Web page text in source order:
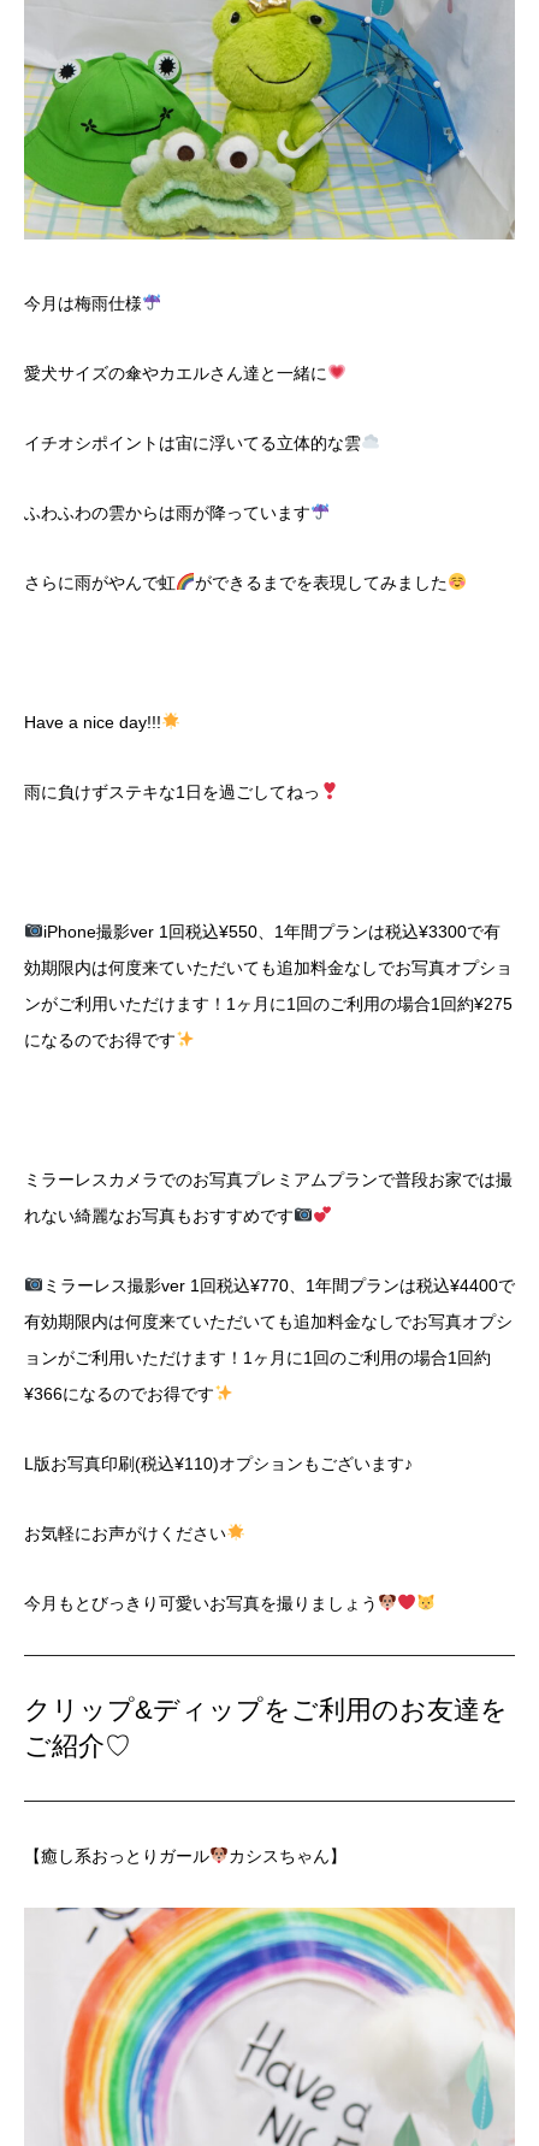
今月は梅雨仕様
愛犬サイズの傘やカエルさん達と一緒に
イチオシポイントは宙に浮いてる立体的な雲
ふわふわの雲からは雨が降っています
さらに雨がやんで虹 ができるまでを表現してみました
Have a nice day!!!
雨に負けずステキな1 日を過ごしてねっ
iPhone撮影ver 1回税込¥550、1年間プランは税込¥3300で有
効期限内は何度来ていただいても追加料金なしでお写真オプショ
ンがご利用いただけます！1ヶ月に1回のご利用の場合1回約¥275
になるのでお得です
ミラーレスカメラでのお写真プレミアムプランで普段お家では撮
れない綺麗なお写真もおすすめです
ミラーレス撮影ver 1回税込¥770、1年間プランは税込¥4400で
有効期限内は何度来ていただいても追加料金なしでお写真オプシ
ョンがご利用いただけます！1ヶ月に1回のご利用の場合1回約
¥366になるのでお得です
L 版お写真印刷(税込¥110)オプションもございます♪
お気軽にお声がけください
今月もとびっきり可愛いお写真を撮りましょう
クリップ&ディップをご利用のお友達を
ご紹介♡
【癒し系おっとりガール カシスちゃん】